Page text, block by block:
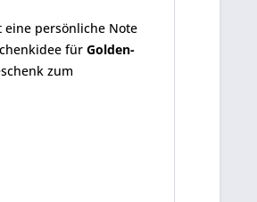
persönliche Note
für Golden-
zum